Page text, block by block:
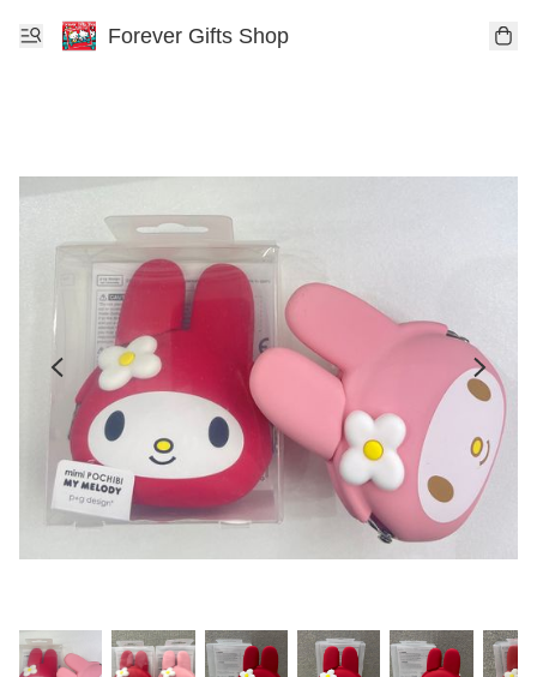
Forever Gifts Shop